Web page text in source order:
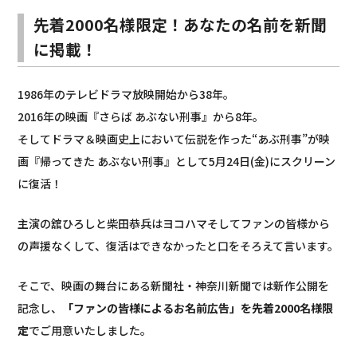
先着2000名様限定！あなたの名前を新聞
に掲載！
1986年のテレビドラマ放映開始から38年。
2016年の映画『さらば あぶない刑事』から8年。
そしてドラマ＆映画史上において伝説を作った“あぶ刑事”が映
画『帰ってきた あぶない刑事』として5月24日(金)にスクリーン
に復活！
主演の舘ひろしと柴田恭兵はヨコハマそしてファンの皆様から
の声援なくして、復活はできなかったと口をそろえて言います。
そこで、映画の舞台にある新聞社・神奈川新聞では新作公開を
記念し、
「ファンの皆様によるお名前広告」を先着2000名様限
定でご用意いたしました。